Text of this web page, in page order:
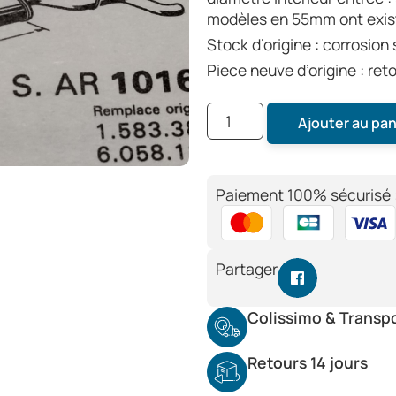
modèles en 55mm ont
Stock d’origine :
Piece neuve d’origine :
Ajouter au
Paiement 100% sécurisé
Partager
Colissimo &
Retours 14 jours